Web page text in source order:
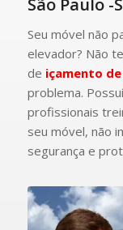
São Paulo -
Seu móvel não
elevador? Não
de içamento
problema.
profissionais
seu móvel, não
segurança e